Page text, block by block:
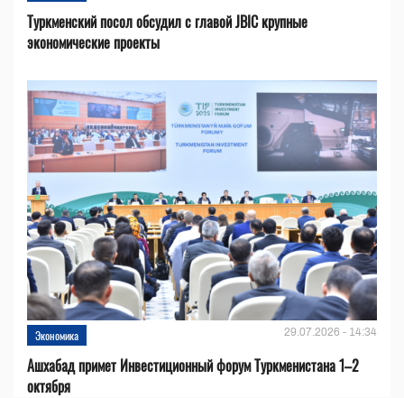
Туркменский посол обсудил с главой JBIC крупные
экономические проекты
Экономика 29.07.2026 - 14:34
Ашхабад примет Инвестиционный форум Туркменистана 1–2
октября